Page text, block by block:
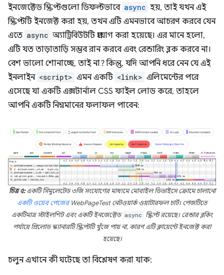
ইনজেক্টেড স্ক্রিপ্টগুলো ডিফল্টভাবে async হয়, তাই যখন এই
স্ক্রিপ্টটি ইনজেক্ট করা হয়, তখন এটি এমনভাবে আচরণ করবে যেন
এতে async অ্যাট্রিবিউটটি প্রয়োগ করা হয়েছে। এর মানে হলো,
এটি যত তাড়াতাড়ি সম্ভব রান করবে এবং রেন্ডারিং ব্লক করবে না।
বেশ ভালো শোনাচ্ছে, তাই না? কিন্তু, যদি আপনি ধরে নেন যে এই
ইনলাইন <script> এমন একটি <link> এলিমেন্টের পরে
এসেছে যা একটি এক্সটার্নাল CSS ফাইল লোড করে, তাহলে
আপনি একটি নিম্নমানের ফলাফল পাবেন:
চিত্র ৫:একটি সিমুলেটেড ৩জি সংযোগের মাধ্যমে মোবাইল ডিভাইসে ক্রোমে চালানো
একটি ওয়েব পেজেরWebPageTest নেটওয়ার্ক ওয়াটারফল চার্ট। পেজটিতে
একটিমাত্র স্টাইলশিট এবং একটি ইনজেক্টেড async স্ক্রিপ্ট রয়েছে। রেন্ডার ব্লকিং
পর্যায়ে প্রিলোড স্ক্যানারটি স্ক্রিপ্টটি খুঁজে পায় না, কারণ এটি ক্লায়েন্টে ইনজেক্ট করা
হয়েছে।
চলুন এখানে কী ঘটেছে তা বিশ্লেষণ করা যাক: